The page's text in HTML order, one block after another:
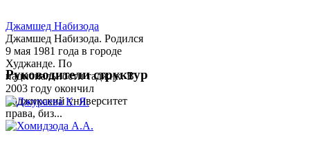
Джамшед Набизода
Джамшед Набизода. Родился
9 мая 1981 года в городе
Худжанде. По
национальности таджик. В
2003 году окончил
Таджикский университет
права, биз...
Руководители структур